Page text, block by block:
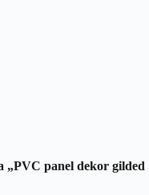
„PVC panel dekor gilded